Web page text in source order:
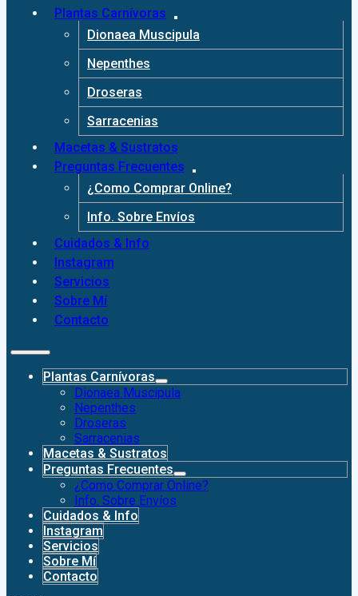
Plantas Carnívoras
Dionaea Muscipula
Nepenthes
Droseras
Sarracenias
Macetas & Sustratos
Preguntas Frecuentes
¿Como Comprar Online?
Info. Sobre Envíos
Cuidados & Info
Instagram
Servicios
Sobre Mí
Contacto
Plantas Carnívoras
Dionaea Muscipula
Nepenthes
Droseras
Sarracenias
Macetas & Sustratos
Preguntas Frecuentes
¿Como Comprar Online?
Info. Sobre Envíos
Cuidados & Info
Instagram
Servicios
Sobre Mí
Contacto